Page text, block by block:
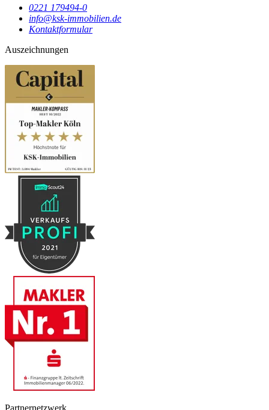
0221 179494-0
info@ksk-immobilien.de
Kontaktformular
Auszeichnungen
Partnernetzwerk